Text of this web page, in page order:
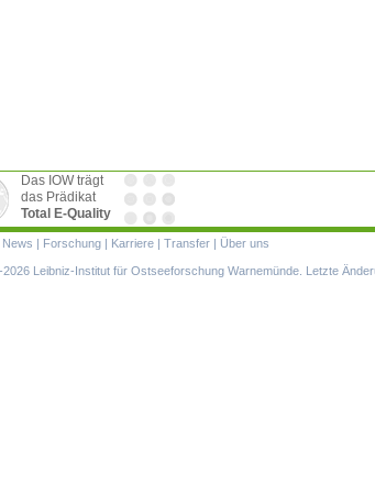
Das IOW trägt
das Prädikat
Total E-Quality
News | Forschung | Karriere | Transfer | Über uns
Leibniz-Institut für Ostseeforschung Warnemünde. Letzte